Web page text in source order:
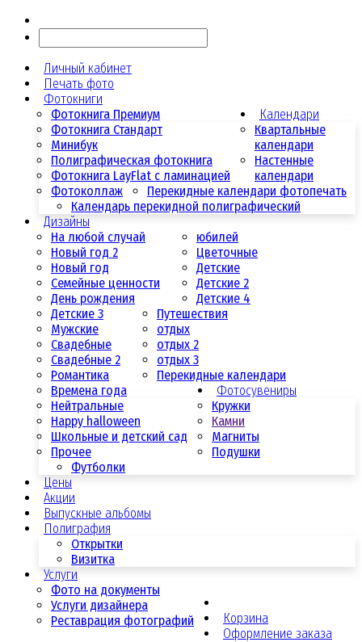
Личный кабинет
Печать фото
Фотокниги
Фотокнига Премиум
Фотокнига Стандарт
Минибук
Полиграфическая фотокнига
Фотокнига LayFlat с ламинацией
Фотоколлаж
Календари
Квартальные
календари
Настенные
календари
Перекидные календари фотопечать
Календарь перекидной полиграфический
Дизайны
На любой случай
Новый год 2
Новый год
Семейные ценности
День рождения
юбилей
Цветочные
Детские
Детские 2
Детские 4
Детские 3
Мужские
Свадебные
Свадебные 2
Романтика
Путешествия
отдых
отдых 2
отдых 3
Перекидные календари
Времена года
Нейтральные
Happy halloween
Школьные и детский сад
Прочее
Фотосувениры
Кружки
Камни
Магниты
Подушки
Футболки
Цены
Акции
Выпускные альбомы
Полиграфия
Открытки
Визитка
Услуги
Фото на документы
Услуги дизайнера
Реставрация фотографий
Корзина
Оформление заказа